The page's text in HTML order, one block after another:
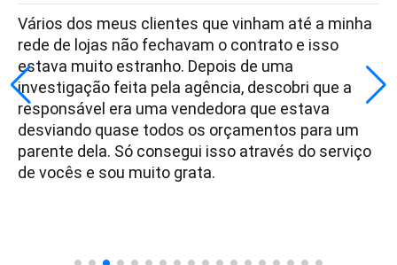
Vários dos meus clientes que vinham até a minha
rede de lojas não fechavam o contrato e isso
estava muito estranho. Depois de uma
investigação feita pela agência, descobri que a
responsável era uma vendedora que estava
desviando quase todos os orçamentos para um
parente dela. Só consegui isso através do serviço
de vocês e sou muito grata.